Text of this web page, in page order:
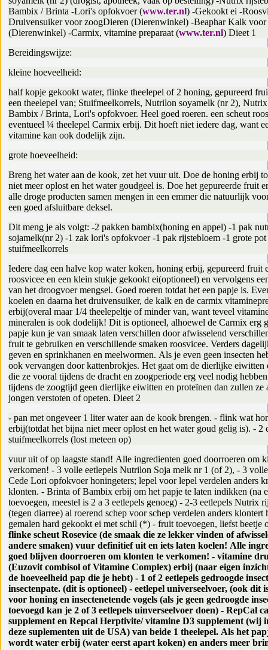
Bambix / Brinta -Lori's opfokvoer (www.ter.nl) -Gekookt ei -
Druivensuiker voor zoogDieren (Dierenwinkel) -Beaphar Kalk
(Dierenwinkel) -Carmix, vitamine preparaat (www.ter.nl) Dieet 1
Bereidingswijze:
kleine hoeveelheid:
half kopje gekookt water, flinke theelepel of 2 honing, gepureerd
een theelepel van; Stuifmeelkorrels, Nutrilon soyamelk (nr 2),
Bambix / Brinta, Lori's opfokvoer. Heel goed roeren. een scheut
eventueel ¼ theelepel Carmix erbij. Dit hoeft niet iedere dag, want
vitamine kan ook dodelijk zijn.
grote hoeveelheid:
Breng het water aan de kook, zet het vuur uit. Doe de honing erbij
niet meer oplost en het water goudgeel is. Doe het gepureerde fruit
alle droge producten samen mengen in een emmer die natuurlijk
een goed afsluitbare deksel.
Dit meng je als volgt: -2 pakken bambix(honing en appel) -1 pak
sojamelk(nr 2) -1 zak lori's opfokvoer -1 pak rijstebloem -1 grote pot
stuifmeelkorrels
Iedere dag een halve kop water koken, honing erbij, gepureerd fruit
roosvicee en een klein stukje gekookt ei(optioneel) en vervolgens
van het droogvoer mengsel. Goed roeren totdat het een papje is.
koelen en daarna het druivensuiker, de kalk en de carmix
erbij(overal maar 1/4 theelepeltje of minder van, want teveel
mineralen is ook dodelijk! Dit is optioneel, alhoewel de Carmix erg
papje kun je van smaak laten verschillen door afwisselend
fruit te gebruiken en verschillende smaken roosvicee. Verders
geven en sprinkhanen en meelwormen. Als je even geen insecten
ook vervangen door kattenbrokjes. Het gaat om de dierlijke eiwitten
die ze vooral tijdens de dracht en zoogperiode erg veel nodig
tijdens de zoogtijd geen dierlijke eiwitten en proteïnen dan zullen ze
jongen verstoten of opeten. Dieet 2
- pan met ongeveer 1 liter water aan de kook brengen. - flink wat
erbij(totdat het bijna niet meer oplost en het water goud gelig is). - 2
stuifmeelkorrels (lost meteen op)
vuur uit of op laagste stand! Alle ingredienten goed doorroeren om
verkomen! - 3 volle eetlepels Nutrilon Soja melk nr 1 (of 2), - 3
Cede Lori opfokvoer honingeters; lepel voor lepel verdelen anders
klonten. - Brinta of Bambix erbij om het papje te laten indikken (na
toevoegen, meestel is 2 a 3 eetlepels genoeg) - 2-3 eetlepels Nutrix
(tegen diarree) al roerend schep voor schep verdelen anders klontert
gemalen hard gekookt ei met schil (*) - fruit toevoegen, liefst beetje
flinke scheut Rosevice (de smaak die ze lekker vinden of
andere smaken) vuur definitief uit en iets laten koelen! Alle
goed blijven doorroeren om klonten te verkomen! - vitamine
(Euzovit combisol of Vitamine Complex) erbij (naar eigen
de hoeveelheid pap die je hebt) - 1 of 2 eetlepels gedroogde
insectenpate. (dit is optioneel) - eetlepel universeelvoer, (ook dit
voor honing en insectenetende vogels (als je geen gedroogde
toevoegd kan je 2 of 3 eetlepels uinverseelvoer doen) - RepCal
supplement en Repcal Herptivite/ vitamine D3 supplement (wij
deze suplementen uit de USA) van beide 1 theelepel. Als het
wordt water erbij (water eerst apart koken) en anders meer